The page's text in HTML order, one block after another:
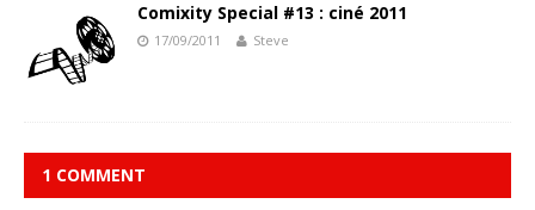
Comixity Special #13 : ciné 2011
17/09/2011 Steve
1 COMMENT